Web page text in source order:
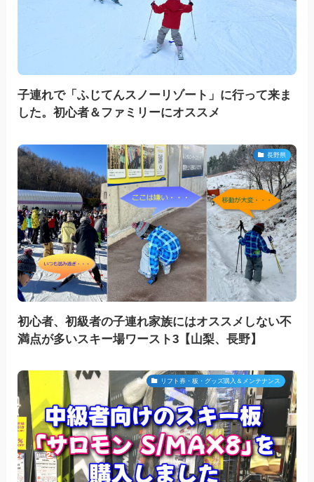
子連れで「ふじてんスノーリゾート」に行って来ま
した。初心者＆ファミリーにオススメ
長野県
初心者、初級者の子連れ家族にはオススメしない不
満点が多いスキー場ワースト3【山梨、長野】
リフト券・板・グッズ購入＆メンテナンス